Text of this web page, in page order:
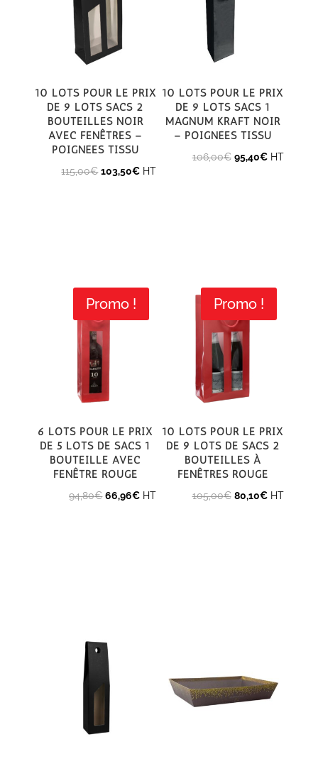
ancien
10 Lots pour le prix
de 9 lots Sacs 2
bouteilles noir
avec fenêtres –
poignées tissu
115,00€ Le
103,50€LeHT
10 Lots pour le prix
de 9 Lots Sacs 1
magnum kraft noir
– poignées tissu
106,00€ Le
95,40€LeHT
Promo !
6 Lots pour le prix
de 5 lots de Sacs 1
bouteille avec
fenêtre rouge
94,80€ Le
66,96€LeHT
Promo !
10 lots pour le prix
de 9 lots de Sacs 2
bouteilles à
fenêtres rouge
105,00€ Le
80,10€LeHT